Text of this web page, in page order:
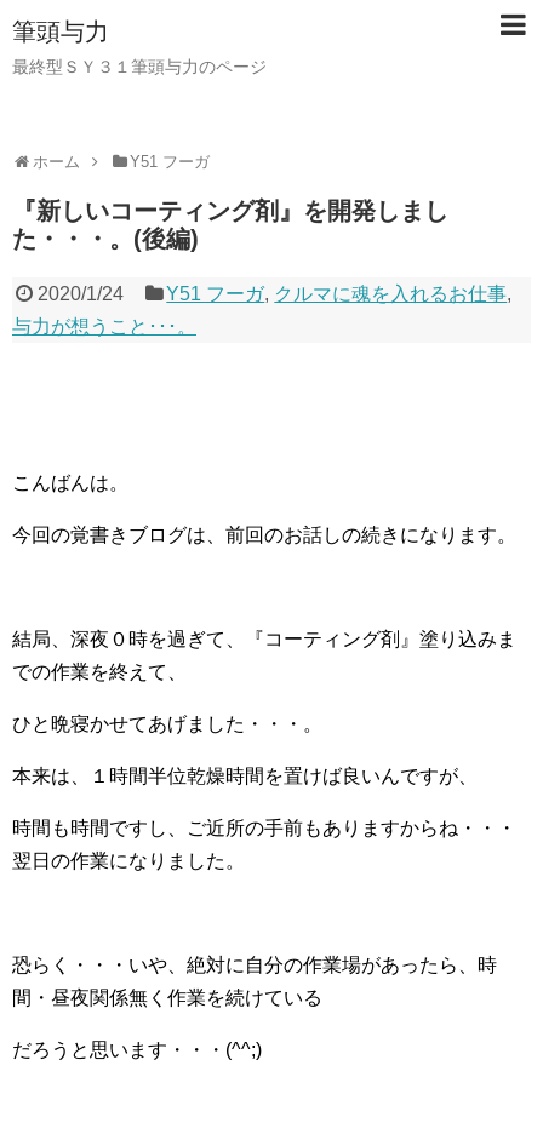
筆頭与力
最終型ＳＹ３１筆頭与力のページ
ホーム Y51 フーガ
『新しいコーティング剤』を開発しまし
た・・・。(後編)
2020/1/24 Y51 フーガ, クルマに魂を入れるお仕事,
与力が想うこと･･･。
こんばんは。
今回の覚書きブログは、前回のお話しの続きになります。
結局、深夜０時を過ぎて、『コーティング剤』塗り込みま
での作業を終えて、
ひと晩寝かせてあげました・・・。
本来は、１時間半位乾燥時間を置けば良いんですが、
時間も時間ですし、ご近所の手前もありますからね・・・
翌日の作業になりました。
恐らく・・・いや、絶対に自分の作業場があったら、時
間・昼夜関係無く作業を続けている
だろうと思います・・・(^^;)